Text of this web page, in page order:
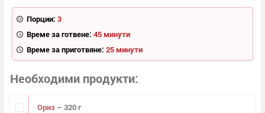
Порции: 3
Време за готвене: 45 минути
Време за приготвяне: 25 минути
Необходими продукти
Ориз – 320 г